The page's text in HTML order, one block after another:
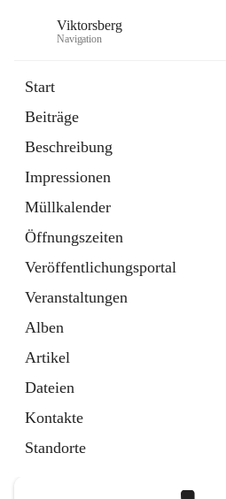
Viktorsberg
Navigation
Start
Beiträge
Beschreibung
Impressionen
Müllkalender
Öffnungszeiten
Veröffentlichungsportal
Veranstaltungen
Alben
Artikel
Dateien
Kontakte
Standorte
1 Schnellzugriff
Bürgerservice
10 Schnellzugriffe